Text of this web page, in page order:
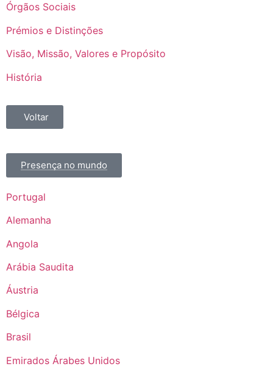
Órgãos Sociais
Prémios e Distinções
Visão, Missão, Valores e Propósito
História
Voltar
Presença no mundo
Portugal
Alemanha
Angola
Arábia Saudita
Áustria
Bélgica
Brasil
Emirados Árabes Unidos